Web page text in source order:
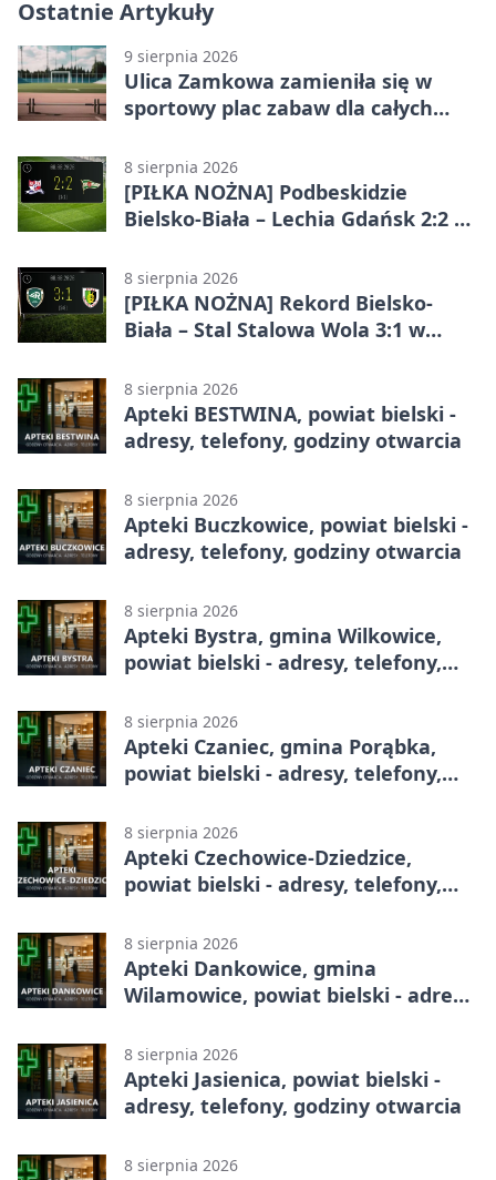
Ostatnie Artykuły
9 sierpnia 2026
Ulica Zamkowa zamieniła się w
sportowy plac zabaw dla całych
8 sierpnia 2026
[PIŁKA NOŻNA] Podbeskidzie
Bielsko-Biała – Lechia Gdańsk 2:2 w
Bielsku-Białej
8 sierpnia 2026
[PIŁKA NOŻNA] Rekord Bielsko-
Biała – Stal Stalowa Wola 3:1 w
8 sierpnia 2026
Apteki BESTWINA, powiat bielski -
adresy, telefony, godziny otwarcia
8 sierpnia 2026
Apteki Buczkowice, powiat bielski -
adresy, telefony, godziny otwarcia
8 sierpnia 2026
Apteki Bystra, gmina Wilkowice,
powiat bielski - adresy, telefony,
8 sierpnia 2026
Apteki Czaniec, gmina Porąbka,
powiat bielski - adresy, telefony,
8 sierpnia 2026
Apteki Czechowice-Dziedzice,
powiat bielski - adresy, telefony,
8 sierpnia 2026
Apteki Dankowice, gmina
Wilamowice, powiat bielski - adresy,
8 sierpnia 2026
Apteki Jasienica, powiat bielski -
adresy, telefony, godziny otwarcia
8 sierpnia 2026